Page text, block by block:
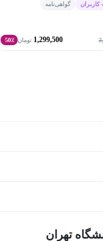
گواهی‌نامه
1,299,500 تومان 50٪
تهران